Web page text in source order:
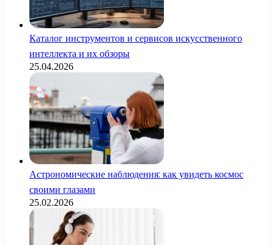
Каталог инструментов и сервисов искусственного
интеллекта и их обзоры
25.04.2026
Астрономические наблюдения: как увидеть космос
своими глазами
25.02.2026